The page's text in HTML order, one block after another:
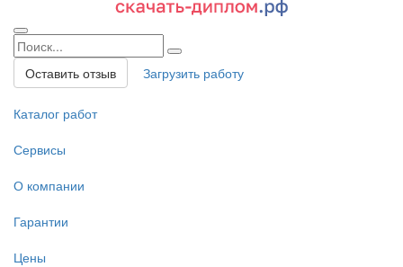
Оставить отзыв Загрузить работу
Каталог работ
Сервисы
О компании
Гарантии
Цены